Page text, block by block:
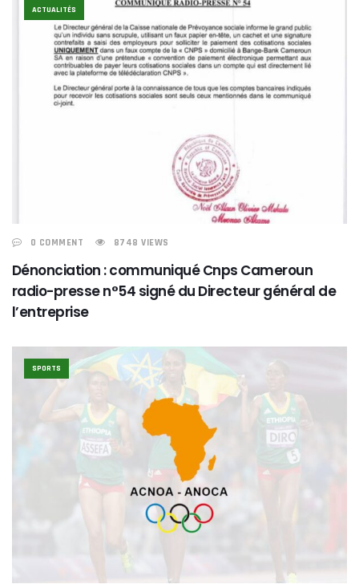
ACTUALITÉS
0 COMMENT 8748 VIEWS
Dénonciation : communiqué Cnps Cameroun
radio-presse n°54 signé du Directeur général de
l’entreprise
SPORTS